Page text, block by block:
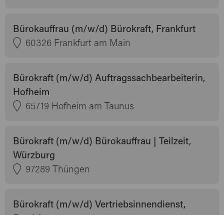
Bürokauffrau (m/w/d) Bürokraft, Frankfurt
60326 Frankfurt am Main
Bürokraft (m/w/d) Auftragssachbearbeiterin,
Hofheim
65719 Hofheim am Taunus
Bürokraft (m/w/d) Bürokauffrau | Teilzeit,
Würzburg
97289 Thüngen
Bürokraft (m/w/d) Vertriebsinnendienst,